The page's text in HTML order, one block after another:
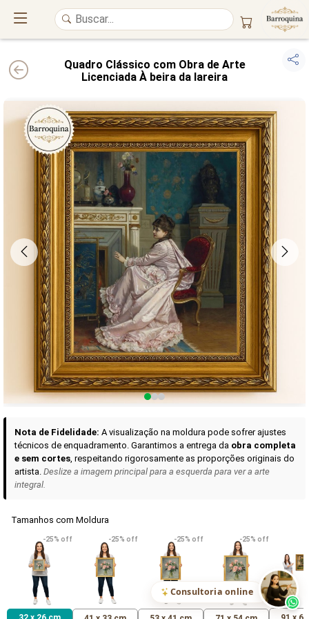
UM ATELIÊ 100% FINE ART
Trazemos a imponência dasmaiores obras de arte do mundopara o
alto padrão da sua casa. Nosso acervo reúne a genialidade de
grandes
pintores renomados, resgatando artes reais
e o requinte inconfundível
das obras doséculo XIX . Produção artesanal em Canvas 100% Algodão
molduras emMadeira Maciçae impressão comPigmentação Mineral
QUALIDADE DE MUSEU GARANTIA ETERNA
Curadoria das Campanhas
A seleção de obras-primas apresentadas em nossos vídeos nas redes
sociais, reunidas aqui para sua apreciação.
VER DETALHES
Madona de Loreto
R$ 538,42
VER DETALHES
Narciso- caravaggio
R$ 365,92
VER
Maria
uma Rosa
R$ 365,92
Consultoria online
Quadro Clássico com Obra de Arte
Licenciada À beira da lareira
Nota de Fidelidade: A visualização na moldura pode sofrer ajustes
técnicos de enquadramento. Garantimos a entrega da obra completa
e sem cortes, respeitando rigorosamente as proporções originais do
artista. Deslize a imagem principal para a esquerda para ver a arte
integral.
Tamanhos com Moldura
-25% off -25% off -25% off -25% off